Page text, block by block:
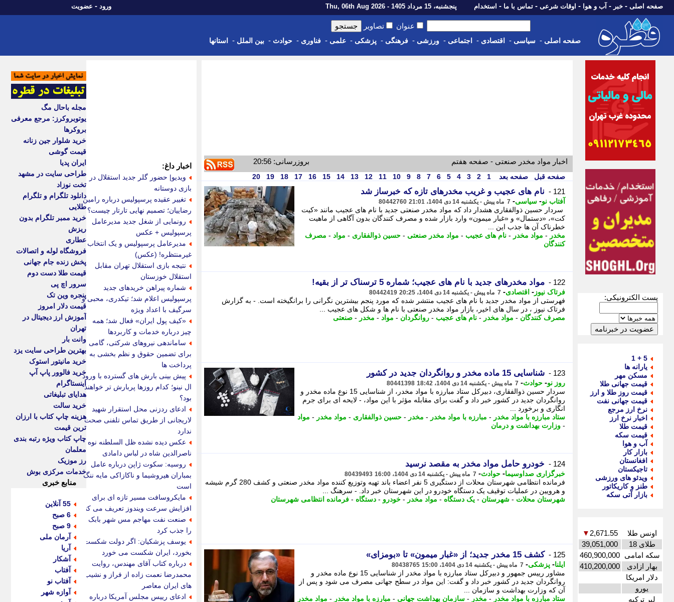
صفحه اصلی - خبر - آب و هوا - اوقات شرعی - تماس با ما - استخدام پنجشنبه، 15 مرداد 1405 - Thu, 06th Aug 2026 ورود - عضویت
عنوان تصاویر
صفحه اصلی - سیاسی - اقتصادی - اجتماعی - ورزشی - فرهنگی - پزشکی - علمی - فناوری - حوادث - بین الملل - استانها
پست الکترونیکی:
5 + 1
یارانه ها
مسکن مهر
قیمت جهانی طلا
قیمت روز طلا و ارز
قیمت جهانی نفت
نرخ ارز مرجع
اخبار نرخ ارز
قیمت طلا
قیمت سکه
آب و هوا
بازار کار
افغانستان
تاجیکستان
ویدئو های ورزشی
طنز و کاریکاتور
بازار آتی سکه
اونس طلا 2,671.55
▼
طلای 18
39,051,000
سکه امامی 460,900,000
بهار ازادی
410,200,000
دلار امریکا
یورو
لیر ترکیه
اخبار مواد مخدر صنعتی - صفحه هفتم بروزرسانی: 20:56
صفحه قبل صفحه بعد 1
2
3
4
5
6
7
8
9
10
11
12
13
14
15
16
17
18
19
20
121 - نام های عجیب و غریب مخدرهای تازه که خبرساز شد
آفتاب نو- سیاسی- 7 ماه پیش - یکشنبه 14 دی 1404، 21:01 80442760
سردار حسین ذوالفقاری هشدار داد که مواد مخدر صنعتی جدید با نام های عجیب مانند «کیت
کت»، «دستمال» و «غبار میمون» وارد بازار شده و مصرف کنندگان بدون آگاهی از ماهیت
خطرناک آن ها جذب این ...
مخدر - مواد مخدر - نام های عجیب - مواد مخدر صنعتی - حسین ذوالفقاری - مواد - مصرف
کنندگان
122 - مواد مخدرهای جدید با نام های عجیب؛ شماره 5 ترسناک تر از بقیه!
فرتاک نیوز - اقتصادی- 7 ماه پیش - یکشنبه 14 دی 1404، 20:25 80442419
فهرستی از مواد مخدر جدید با نام های عجیب منتشر شده که مورد پنجم بیشترین نگرانی را برانگیخته است. - به گزارش
فرتاک نیوز ، در سال های اخیر، بازار مواد مخدر صنعتی با نام ها و شکل های عجیب ...
مصرف کنندگان - مواد مخدر - نام های عجیب - روانگردان - مواد - مخدر - صنعتی
123 - شناسایی 15 ماده مخدر و روانگردان جدید در کشور
روز نو- حوادث- 7 ماه پیش - یکشنبه 14 دی 1404، 18:42 80441398
سردار حسین ذوالفقاری، دبیرکل ستاد مبارزه با مواد مخدر، از شناسایی 15 نوع ماده مخدر و
روانگردان جدید در کشور خبر داد و گفت برای مقابله مؤثر با این مواد، - لایحه ای برای جرم
انگاری و برخورد ...
ستاد مبارزه با مواد مخدر - مبارزه با مواد مخدر - مخدر - حسین ذوالفقاری - مواد مخدر - مواد
- وزارت بهداشت و درمان
124 - خودرو حامل مواد مخدر به مقصد نرسید
خبرگزاری صداوسیما- حوادث- 7 ماه پیش - یکشنبه 14 دی 1404، 16:00 80439493
فرمانده انتظامی شهرستان محلات از دستگیری 5 نفر اعضاء باند تهیه وتوزیع کننده مواد مخدر صنعتی و کشف 280 گرم شیشه
و هرویین در عملیات توقیف یک دستگاه خودرو در این شهرستان خبر داد. - سرهنگ ...
شهرستان محلات - شهرستان - یک دستگاه - مواد مخدر - خودرو - دستگاه - فرمانده انتظامی شهرستان
125 - کشف 15 مخدر جدید؛ از «غبار میمون» تا «بومزای»
ایلنا- پزشکی- 7 ماه پیش - یکشنبه 14 دی 1404، 15:00 80438765
مشاور رییس جمهور و دبیرکل ستاد مبارزه با مواد مخدر از شناسایی 15 نوع ماده مخدر و
روانگردان جدید در کشور خبر داد و گفت: این مواد در سطح جهانی مصرف می شود و پس از
آن که وزارت بهداشت و سازمان ...
ستاد مبارزه با مواد مخدر - مخدر - سازمان بهداشت جهانی - مبارزه با مواد مخدر - مواد مخدر
اخبار داغ:
ویدیو| حضور گلر جدید استقلال در
بازی دوستانه
تغییر عقیده پرسپولیس درباره رامین
رضاییان؛ تصمیم نهایی تارتار چیست؟
رونمایی از شغل جدید مدیرعامل
پرسپولیس + عکس
مدیرعامل پرسپولیس و یک انتخاب
غیرمنتظره! (عکس)
نتیجه بازی استقلال تهران مقابل
استقلال خوزستان
شماره پیراهن خریدهای جدید
پرسپولیس اعلام شد؛ تیکدری، محبی و
سرگیف با اعداد ویژه
«کیف پول ایران» فعال شد؛ همه
چیز درباره خدمات و کاربردها
ساماندهی نیروهای شرکتی، گامی
برای تضمین حقوق و نظم بخشی به
پرداخت ها
پیش بینی بارش های گسترده با ورود
ال نینو؛ کدام روزها پربارش تر خواهند
بود؟
ادعای ردزنی محل استقرار شهید
لاریجانی از طریق تماس تلفنی صحت
ندارد
عکس دیده نشده ظل السلطنه نوه
ناصرالدین شاه در لباس دامادی
روسیه: سکوت ژاپن درباره عامل
بمباران هیروشیما و ناکازاکی مایه ننگ
است
مایکروسافت مسیر تازه ای برای
افزایش سرعت ویندوز تعریف می کند
صنعت نفت مهاجم مس شهر بابک
را جذب کرد
یوسف پزشکیان: اگر دولت شکست
بخورد، ایران شکست می خورد
درباره کتاب آقای مهندس، روایت
محمدرضا نعمت زاده از فراز و نشیب
های ایران معاصر
ادعای رییس مجلس آمریکا درباره
مجله باحال مگ
یوتوبروکرز: مرجع معرفی
بروکرها
خرید شلوار جین زنانه
قیمت گوشی
ایران پدیا
طراحی سایت در مشهد
تخت نوزاد
دانلود تلگرام و تلگرام
طلایی
خرید ممبر تلگرام بدون
ریزش
عطاری
فروشگاه لوله و اتصالات
پخش زنده جام جهانی
قیمت طلا دست دوم
سرور اچ پی
پنجره وین تک
قیمت دلار امروز
آموزش ارز دیجیتال در
تهران
وانت بار
بهترین طراحی سایت یزد
خرید مانیتور استوک
خرید فالوور پاپ آپ
اینستاگرام
هدایای تبلیغاتی
خرید سالت
هزینه چاپ کتاب با ارزان
ترین قیمت
چاپ کتاب ویژه رتبه بندی
معلمان
رز موزیک
خدمات مرکزی بوش
منابع خبری
55 آنلاین
6 صبح
9 صبح
آرمان ملی
آریا
آشکار
آفتاب
آفتاب نو
آوازه شهر